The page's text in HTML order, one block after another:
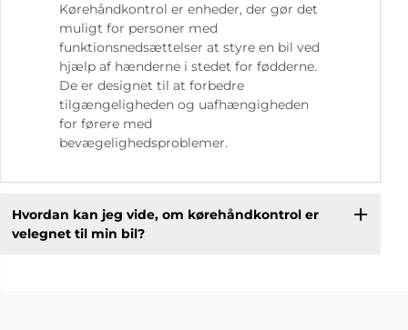
Kørehåndkontrol er enheder, der gør det
muligt for personer med
funktionsnedsættelser at styre en bil ved
hjælp af hænderne i stedet for fødderne.
De er designet til at forbedre
tilgængeligheden og uafhængigheden
for førere med
bevægelighedsproblemer.
Hvordan kan jeg vide, om kørehåndkontrol er
velegnet til min bil?